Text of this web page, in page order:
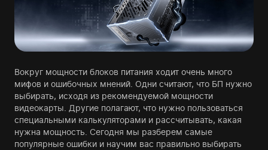
Вокруг мощности блоков питания ходит очень много
мифов и ошибочных мнений. Одни считают, что БП нужно
выбирать, исходя из рекомендуемой мощности
видеокарты. Другие полагают, что нужно пользоваться
специальными калькуляторами и рассчитывать, какая
нужна мощность. Сегодня мы разберем самые
популярные ошибки и научим вас правильно выбирать